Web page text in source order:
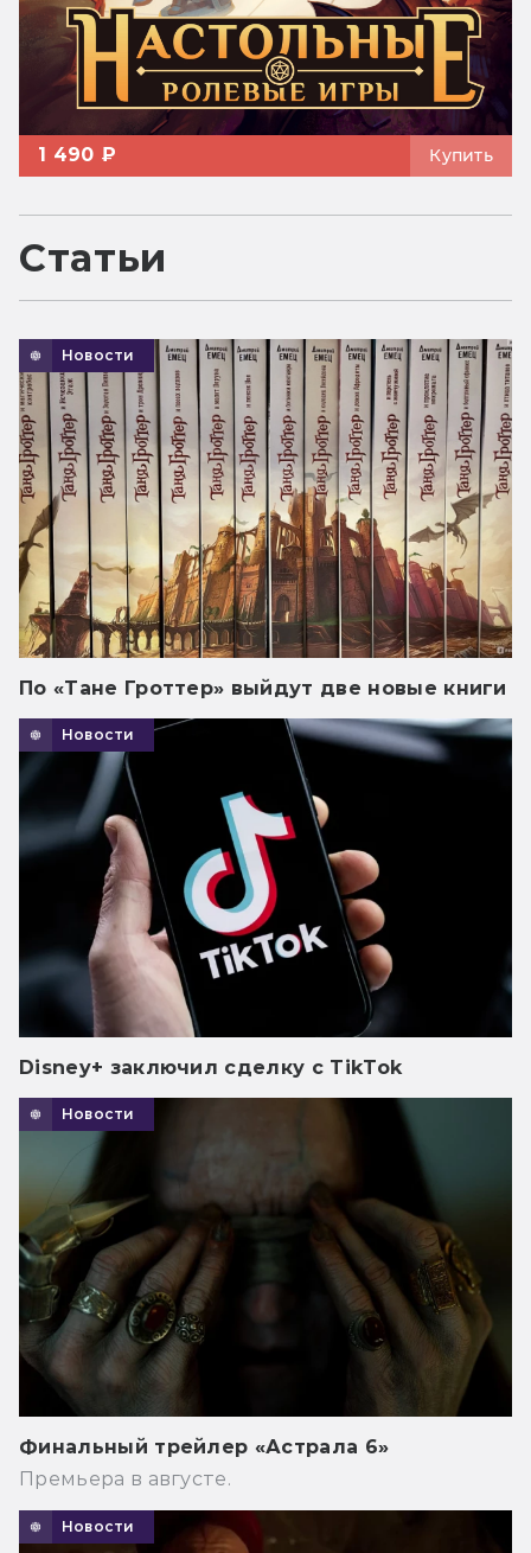
1 490 ₽ Купить
Статьи
Новости
По «Тане Гроттер» выйдут две новые книги
Новости
Disney+ заключил сделку с TikTok
Новости
Финальный трейлер «Астрала 6»
Премьера в августе.
Новости